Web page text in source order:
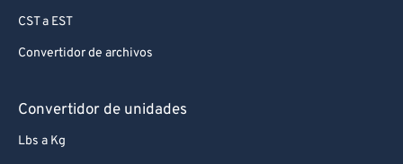
CST a EST
Convertidor de archivos
Convertidor de unidades
Lbs a Kg